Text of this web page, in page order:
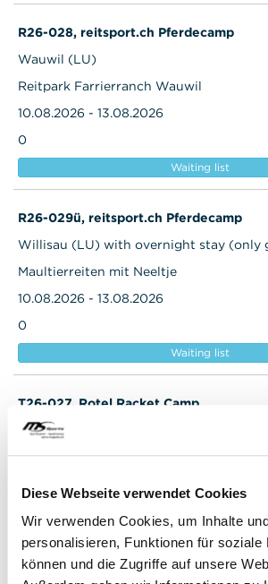
Diese Webseite verwendet Cookies
Wir verwenden Cookies, um Inhalte
personalisieren, Funktionen für soziale
können und die Zugriffe auf unsere
R26-028, reitsport.ch Pferdecamp
Wauwil (LU)
Reitpark Farrierranch Wauwil
10.08.2026 - 13.08.2026
0
Waiting list
R26-029ü, reitsport.ch Pferdecamp
Willisau (LU) with overnight stay (only
Maultierreiten mit Neeltje
10.08.2026 - 13.08.2026
0
Waiting list
T26-027, Rotel Racket Camp
Cham (ZG)
Sports Zugerland
Waiting list